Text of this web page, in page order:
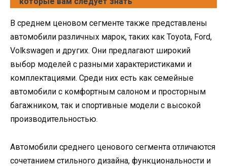
В среднем ценовом сегменте также представлены
автомобили различных марок, таких как Toyota, Ford,
Volkswagen и других. Они предлагают широкий
выбор моделей с разными характеристиками и
комплектациями. Среди них есть как семейные
автомобили с комфортным салоном и просторным
багажником, так и спортивные модели с высокой
производительностью.
Автомобили среднего ценового сегмента отличаются
сочетанием стильного дизайна, функциональности и